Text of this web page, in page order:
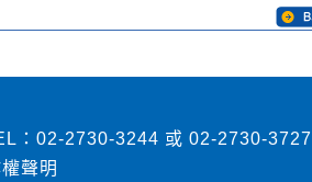
：02-2730-3244 或 02-2730-3727
聲明